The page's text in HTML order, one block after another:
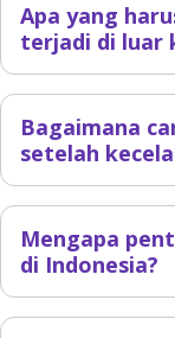
Apa yang
terjadi di luar
Bagaimana
setelah
Mengapa
di Indonesia?